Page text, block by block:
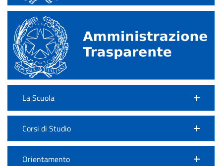
La Scuola
Corsi di Studio
Orientamento